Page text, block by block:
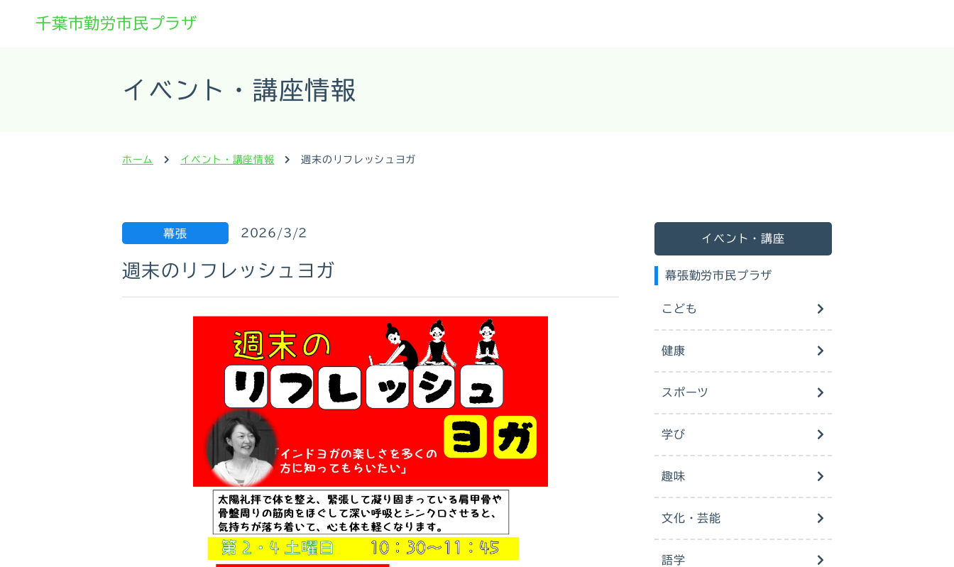
千葉市勤労市民プラザ
イベント・講座情報
ホーム イベント・講座情報 週末のリフレッシュヨガ
幕張 2026/3/2
週末のリフレッシュヨガ
イベント・講座
幕張勤労市民プラザ
こども
健康
スポーツ
学び
趣味
文化・芸能
語学